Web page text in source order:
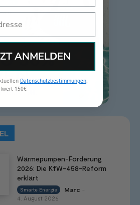
Wärmepumpen-Förderung
2026: Die KfW-458-Reform
erklärt
Smarte Energie Marc
4. August 2026
ANMELDEN
Datenschutzbestimmungen.
150€